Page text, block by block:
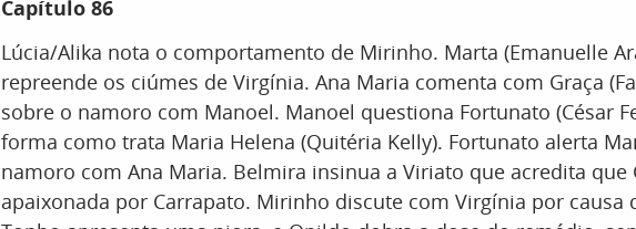
Capítulo 86
Lúcia/Alika nota o comportamento de Mirinho. Marta (Emanuelle
repreende os ciúmes de Virgínia. Ana Maria comenta com Graça
sobre o namoro com Manoel. Manoel questiona Fortunato (César
forma como trata Maria Helena (Quitéria Kelly). Fortunato alerta
namoro com Ana Maria. Belmira insinua a Viriato que acredita que
apaixonada por Carrapato. Mirinho discute com Virgínia por causa